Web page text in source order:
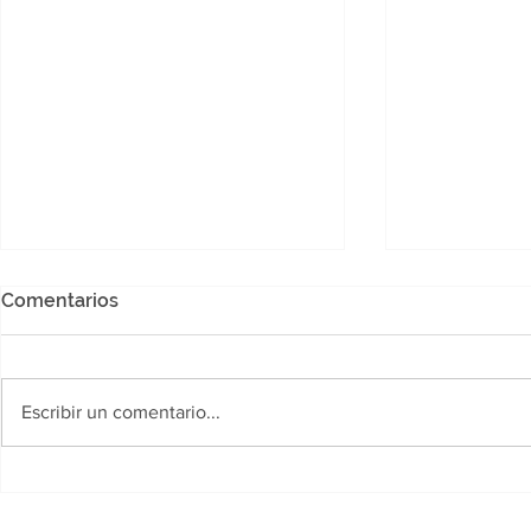
Comentarios
Escribir un comentario...